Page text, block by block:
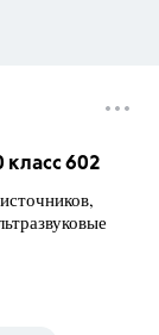
602